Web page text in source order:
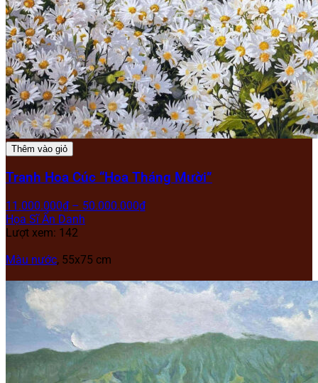
Thêm vào giỏ
Tranh Hoa Cúc “Hoa Tháng Mười”
11.000.000₫ – 50.000.000₫
Họa Sĩ Ẩn Danh
Lượt xem: 142
Màu nước, 55x75 cm